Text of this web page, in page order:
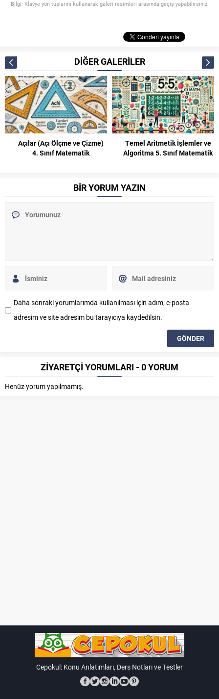
Bilgi: Klavye yön tuşlarını kullanarak galeri resimleri arasında geçiş yapabilirsiniz.
DİĞER GALERİLER
Açılar (Açı Ölçme ve Çizme)
4. Sınıf Matematik
Temel Aritmetik İşlemler ve
Algoritma 5. Sınıf Matematik
BİR YORUM YAZIN
Daha sonraki yorumlarımda kullanılması için adım, e-posta
adresim ve site adresim bu tarayıcıya kaydedilsin.
ZİYARETÇİ YORUMLARI - 0 YORUM
Henüz yorum yapılmamış.
Cepokul: Konu Anlatımları, Ders Notları ve Testler